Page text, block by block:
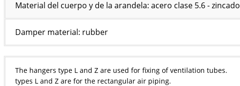
Material del cuerpo y de la arandela: acero clase 5.6 - zincado
Damper material: rubber
The hangers type L and Z are used for fixing of ventilation tubes.
types L and Z are for the rectangular air piping.